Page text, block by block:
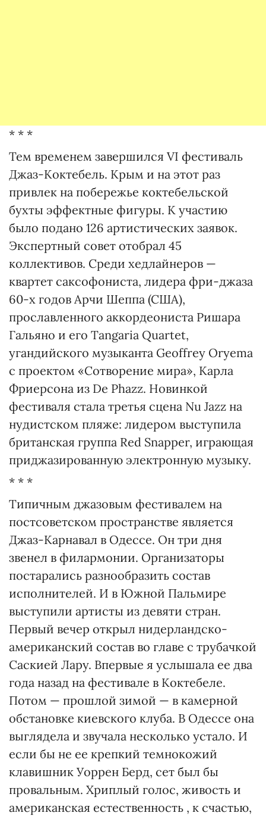
* * *
Тем временем завершился VI фестиваль
Джаз-Коктебель. Крым и на этот раз
привлек на побережье коктебельской
бухты эффектные фигуры. К участию
было подано 126 артистических заявок.
Экспертный совет отобрал 45
коллективов. Среди хедлайнеров —
квартет саксофониста, лидера фри-джаза
60-х годов Арчи Шеппа (США),
прославленного аккордеониста Ришара
Гальяно и его Tangaria Quartet,
угандийского музыканта Geoffrey Oryema
с проектом «Сотворение мира», Карла
Фриерсона из De Phazz. Новинкой
фестиваля стала третья сцена Nu Jazz на
нудистском пляже: лидером выступила
британская группа Red Snapper, играющая
приджазированную электронную музыку.
* * *
Типичным джазовым фестивалем на
постсоветском пространстве является
Джаз-Карнавал в Одессе. Он три дня
звенел в филармонии. Организаторы
постарались разнообразить состав
исполнителей. И в Южной Пальмире
выступили артисты из девяти стран.
Первый вечер открыл нидерландско-
американский состав во главе с трубачкой
Саскией Лару. Впервые я услышала ее два
года назад на фестивале в Коктебеле.
Потом — прошлой зимой — в камерной
обстановке киевского клуба. В Одессе она
выглядела и звучала несколько устало. И
если бы не ее крепкий темнокожий
клавишник Уоррен Берд, сет был бы
провальным. Хриплый голос, живость и
американская естественность , к счастью,